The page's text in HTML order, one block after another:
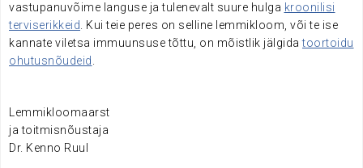
vastupanuvõime languse ja tulenevalt suure hulga kroonilisi
terviserikkeid. Kui teie peres on selline lemmikloom, või te ise
kannate viletsa immuunsuse tõttu, on mõistlik jälgidatoortoidu
ohutusnõudeid.
Lemmikloomaarst
ja toitmisnõustaja
Dr. Kenno Ruul